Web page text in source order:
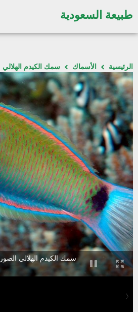
طبيعة السعودية
الرئيسية الأسماك سمك الكيدم الهلالي